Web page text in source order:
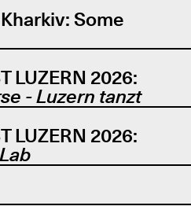
Some
LUZERN 2026:
- Luzern tanzt
LUZERN 2026: